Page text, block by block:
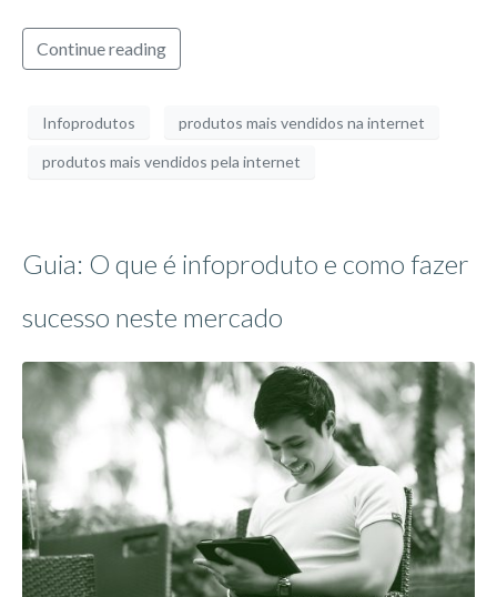
Continue reading
Infoprodutos produtos mais vendidos na internet
produtos mais vendidos pela internet
Guia: O que é infoproduto e como fazer
sucesso neste mercado